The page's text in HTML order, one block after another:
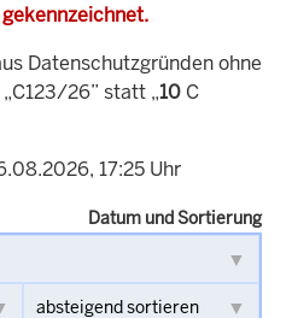
Datenschutzgründen ohne
26” statt „10 C
17:25 Uhr
Datum und Sortierung